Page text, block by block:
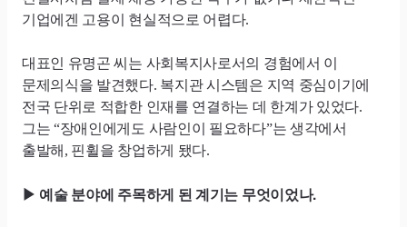
기업에겐 고용이 현실적으로 어렵다.
대표인 유명곤 씨는 사회복지사로서의 경험에서 이
문제의식을 발견했다. 복지관 시스템은 지역 중심이기에
전국 단위로 적합한 인재를 연결하는 데 한계가 있었다.
그는 “장애인에게도 사람인이 필요하다”는 생각에서
출발해, 핀휠을 창업하게 됐다.
▶ 예술 분야에 주목하게 된 계기는 무엇이었나.